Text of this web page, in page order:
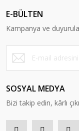
E-BÜLTEN
Kampanya ve
SOSYAL MEDYA
Bizi takip edin, kârlı